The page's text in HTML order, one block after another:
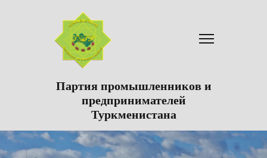
Партия промышленников и
предпринимателей
Туркменистана